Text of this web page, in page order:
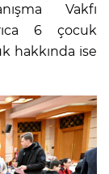
Vakfı
6 çocuk
hakkında ise